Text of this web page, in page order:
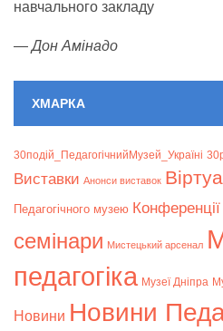
навчального закладу
—Дон Амінадо
ХМАРКА
30подій_ПедагогічнийМузей_Україні
Bиставки Анонси виставок
Педагогічного музею Конференції
семінари Мистецький арсенал
педагогіка Музеї Дніпра
Новини Новини